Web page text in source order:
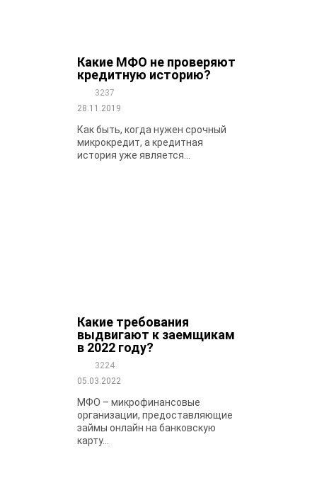
Какие МФО не проверяют
кредитную историю?
3237
28.11.2019
Как быть, когда нужен срочный
микрокредит, а кредитная
история уже является...
Какие требования
выдвигают к заемщикам
в 2022 году?
3224
05.03.2022
МФО – микрофинансовые
организации, предоставляющие
займы онлайн на банковскую
карту...